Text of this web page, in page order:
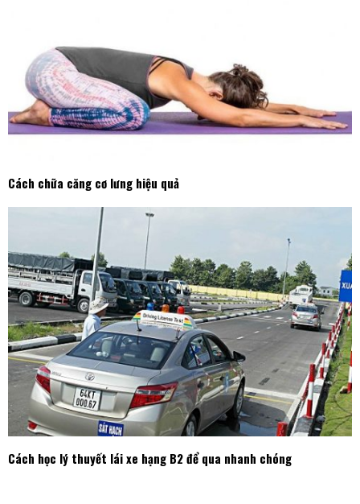
Cách chữa căng cơ lưng hiệu quả
Cách học lý thuyết lái xe hạng B2 để qua nhanh chóng